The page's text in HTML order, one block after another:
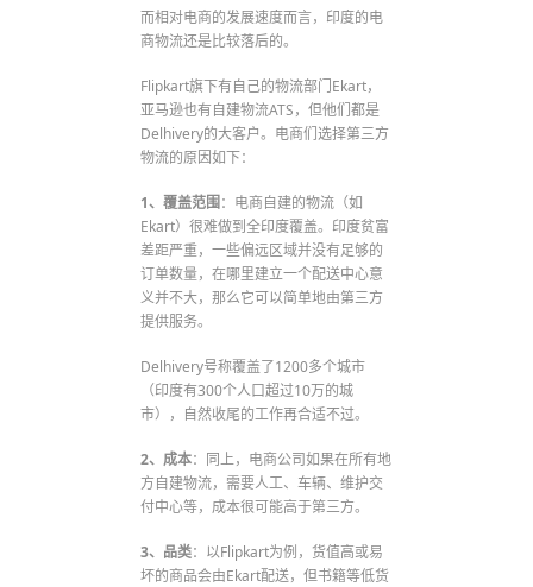
而相对电商的发展速度而言，印度的电
商物流还是比较落后的。
Flipkart旗下有自己的物流部门Ekart，
亚马逊也有自建物流ATS，但他们都是
Delhivery的大客户。电商们选择第三方
物流的原因如下：
1、覆盖范围 ：电商自建的物流（如
Ekart）很难做到全印度覆盖。印度贫富
差距严重，一些偏远区域并没有足够的
订单数量，在哪里建立一个配送中心意
义并不大，那么它可以简单地由第三方
提供服务。
Delhivery号称覆盖了1200多个城市
（印度有300个人口超过10万的城
市），自然收尾的工作再合适不过。
2、成本：同上，电商公司如果在所有地
方自建物流，需要人工、车辆、维护交
付中心等，成本很可能高于第三方。
3、品类：以Flipkart为例，货值高或易
坏的商品会由Ekart配送，但书籍等低货